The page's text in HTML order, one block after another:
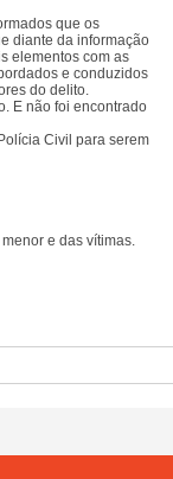
que os
diante da informação
elementos com as
e conduzidos
do delito.
E não foi encontrado
Civil para serem
e das vítimas.